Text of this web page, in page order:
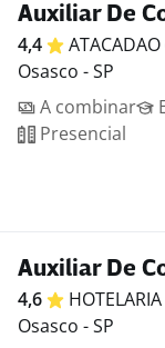
Auxiliar De
4,4
ATACADAO
Osasco - SP
A combinar
Presencial
Auxiliar De
4,6
Osasco - SP